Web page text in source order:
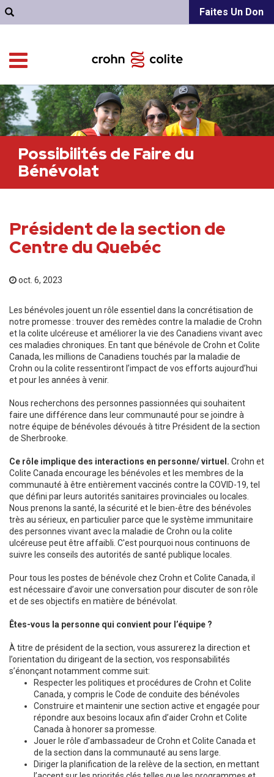
Faites Un Don
Possibilités de Faire du
Bénévolat
Président de la section de
Centre du Quebéc
oct. 6, 2023
Les bénévoles jouent un rôle essentiel dans la concrétisation de
notre promesse : trouver des remèdes contre la maladie de Crohn
et la colite ulcéreuse et améliorer la vie des Canadiens vivant avec
ces maladies chroniques. En tant que bénévole de Crohn et Colite
Canada, les millions de Canadiens touchés par la maladie de
Crohn ou la colite ressentiront l’impact de vos efforts aujourd’hui
et pour les années à venir.
Nous recherchons des personnes passionnées qui souhaitent
faire une différence dans leur communauté pour se joindre à
notre équipe de bénévoles dévoués à titre Président de la section
de Sherbrooke.
Ce rôle implique des interactions en personne/ virtuel. Crohn et
Colite Canada encourage les bénévoles et les membres de la
communauté à être entièrement vaccinés contre la COVID-19, tel
que défini par leurs autorités sanitaires provinciales ou locales.
Nous prenons la santé, la sécurité et le bien-être des bénévoles
très au sérieux, en particulier parce que le système immunitaire
des personnes vivant avec la maladie de Crohn ou la colite
ulcéreuse peut être affaibli. C'est pourquoi nous continuons de
suivre les conseils des autorités de santé publique locales.
Pour tous les postes de bénévole chez Crohn et Colite Canada, il
est nécessaire d’avoir une conversation pour discuter de son rôle
et de ses objectifs en matière de bénévolat.
Êtes-vous la personne qui convient pour l’équipe ?
À titre de président de la section, vous assurerez la direction et
l’orientation du dirigeant de la section, vos responsabilités
s’énonçant notamment comme suit:
Respecter les politiques et procédures de Crohn et Colite
Canada, y compris le Code de conduite des bénévoles
Construire et maintenir une section active et engagée pour
répondre aux besoins locaux afin d’aider Crohn et Colite
Canada à honorer sa promesse.
Jouer le rôle d’ambassadeur de Crohn et Colite Canada et
de la section dans la communauté au sens large.
Diriger la planification de la relève de la section, en mettant